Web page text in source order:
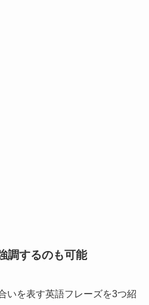
調するのも可能
いを表す英語フレーズを3つ紹